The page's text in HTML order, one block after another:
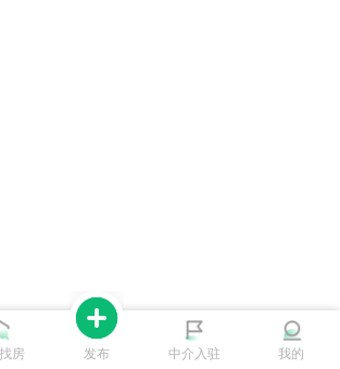
房 发布 中介入驻 我的